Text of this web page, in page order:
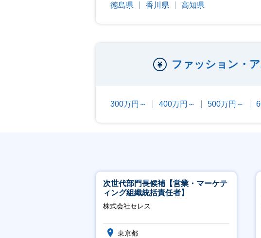
徳島県 香川県 高知県
ファッション・
300万円～ 400万円～ 500万円～
次世代部門長候補【営業・マーケテ
ィング組織統括責任者】
株式会社セレス
東京都